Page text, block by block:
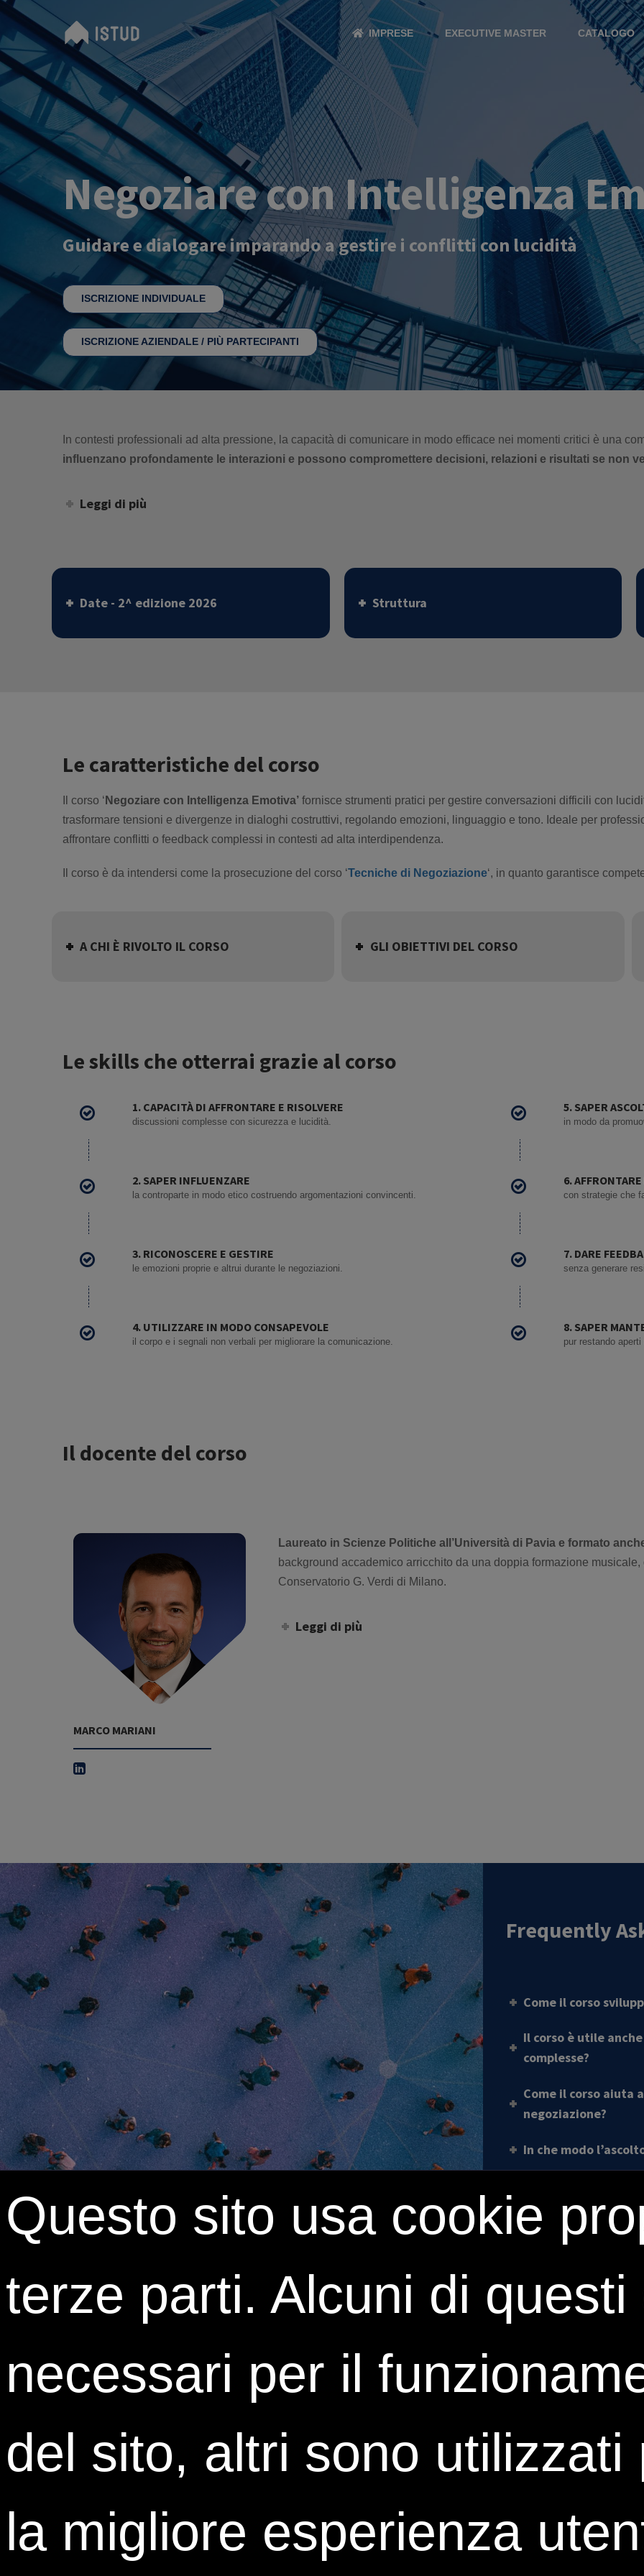
IMPRESE EXECUTIVE MASTER CATALOGO
Negoziare con Intelligenza
Guidare e dialogare imparando a gestire i conflitti con lucidità
ISCRIZIONE INDIVIDUALE
ISCRIZIONE AZIENDALE / PIÙ PARTECIPANTI
In contesti professionali ad alta pressione, la capacità di comunicare in modo efficace nei momenti critici è una
influenzano profondamente le interazioni e possono compromettere decisioni, relazioni e risultati se non
Leggi di più
Date - 2^ edizione 2026 Struttura
Le caratteristiche del corso
Il corso ‘ Negoziare con Intelligenza Emotiva’ fornisce strumenti pratici per gestire conversazioni difficili con
trasformare tensioni e divergenze in dialoghi costruttivi, regolando emozioni, linguaggio e tono. Ideale per
affrontare conflitti o feedback complessi in contesti ad alta interdipendenza.
Il corso è da intendersi come la prosecuzione del corso ‘Tecniche di Negoziazione‘, in quanto garantisce
A CHI È RIVOLTO IL CORSO GLI OBIETTIVI DEL CORSO
Le skills che otterrai grazie al corso
1. CAPACITÀ DI AFFRONTARE E RISOLVERE
discussioni complesse con sicurezza e lucidità.
2. SAPER INFLUENZARE
la controparte in modo etico costruendo argomentazioni convincenti.
3. RICONOSCERE E GESTIRE
le emozioni proprie e altrui durante le negoziazioni.
4. UTILIZZARE IN MODO CONSAPEVOLE
il corpo e i segnali non verbali per migliorare la comunicazione.
5. SAPER
in modo da
6.
con strategie che
7. DARE
senza generare
8. SAPER
pur restando
Il docente del corso
MARCO MARIANI
Laureato in Scienze Politiche all’Università di Pavia e formato
background accademico arricchito da una doppia formazione
Conservatorio G. Verdi di Milano.
Leggi di più
Frequently
Come il corso
Il corso è utile
complesse?
Come il corso aiuta
negoziazione?
In che modo
tensione?
Come vengono
Il corso è utile
Chi è il docente del
Siamo la prima Business School indipendentein Italia.
Questo sito usa cookie
terze parti. Alcuni di
necessari per il
del sito, altri sono utilizzati
la migliore esperienza